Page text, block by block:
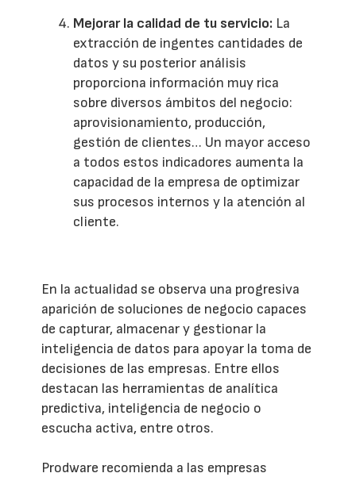
Mejorar la calidad de tu servicio: La
extracción de ingentes cantidades de
datos y su posterior análisis
proporciona información muy rica
sobre diversos ámbitos del negocio:
aprovisionamiento, producción,
gestión de clientes… Un mayor acceso
a todos estos indicadores aumenta la
capacidad de la empresa de optimizar
sus procesos internos y la atención al
cliente.
En la actualidad se observa una progresiva
aparición de soluciones de negocio capaces
de capturar, almacenar y gestionar la
inteligencia de datos para apoyar la toma de
decisiones de las empresas. Entre ellos
destacan las herramientas de analítica
predictiva, inteligencia de negocio o
escucha activa, entre otros.
Prodware recomienda a las empresas